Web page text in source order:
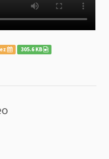
305.6 KB